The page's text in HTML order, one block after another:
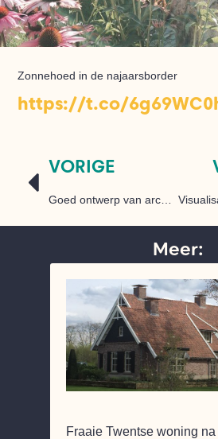
Zonnehoed in de najaarsborder
https://t.co/
VORIGE
Meer:
Fraaie Twentse woning